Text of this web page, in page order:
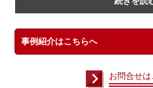
事例紹介はこちらへ
お問合せ